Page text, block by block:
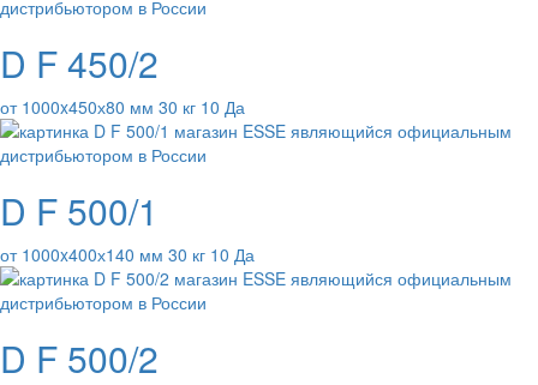
D F 450/2
от 1000x450х80 мм 30 кг 10 Да
D F 500/1
от 1000x400х140 мм 30 кг 10 Да
D F 500/2